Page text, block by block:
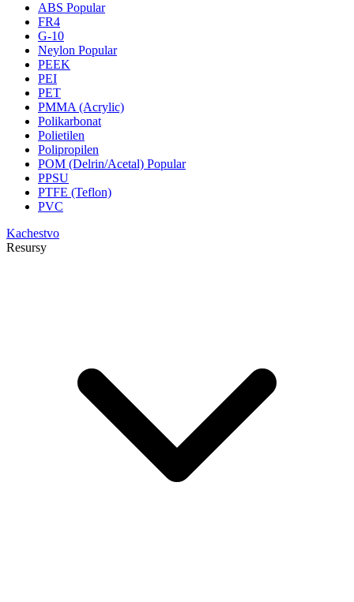
ABS Popular
FR4
G-10
Neylon Popular
PEEK
PEI
PET
PMMA (Acrylic)
Polikarbonat
Polietilen
Polipropilen
POM (Delrin/Acetal) Popular
PPSU
PTFE (Teflon)
PVC
Kachestvo
Resursy